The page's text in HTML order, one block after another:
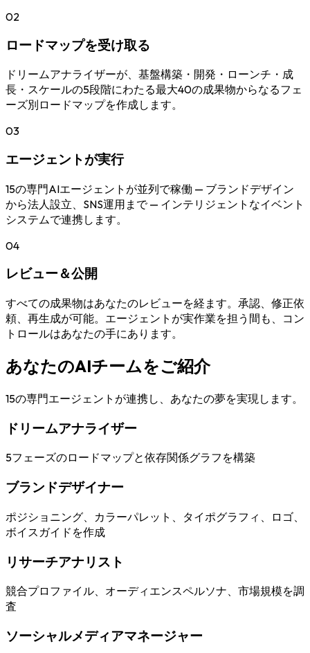
02
ロードマップを受け取る
ドリームアナライザーが、基盤構築・開発・ローンチ・成
長・スケールの5段階にわたる最大40の成果物からなるフェ
ーズ別ロードマップを作成します。
03
エージェントが実行
15の専門AIエージェントが並列で稼働 — ブランドデザイン
から法人設立、SNS運用まで — インテリジェントなイベント
システムで連携します。
04
レビュー＆公開
すべての成果物はあなたのレビューを経ます。承認、修正依
頼、再生成が可能。エージェントが実作業を担う間も、コン
トロールはあなたの手にあります。
あなたのAIチームをご紹介
15の専門エージェントが連携し、あなたの夢を実現します。
ドリームアナライザー
5フェーズのロードマップと依存関係グラフを構築
ブランドデザイナー
ポジショニング、カラーパレット、タイポグラフィ、ロゴ、
ボイスガイドを作成
リサーチアナリスト
競合プロファイル、オーディエンスペルソナ、市場規模を調
査
ソーシャルメディアマネージャー